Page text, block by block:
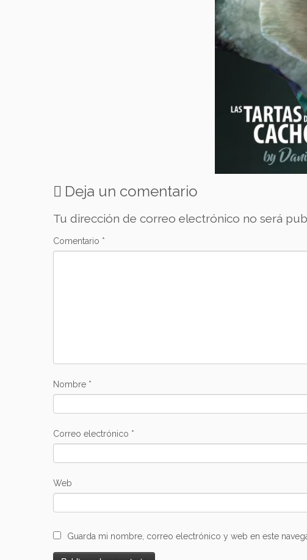
Deja un comentario
Tu dirección de correo electrónico no será
Comentario *
Nombre *
Correo electrónico *
Web
Guarda mi nombre, correo electrónico y web en este